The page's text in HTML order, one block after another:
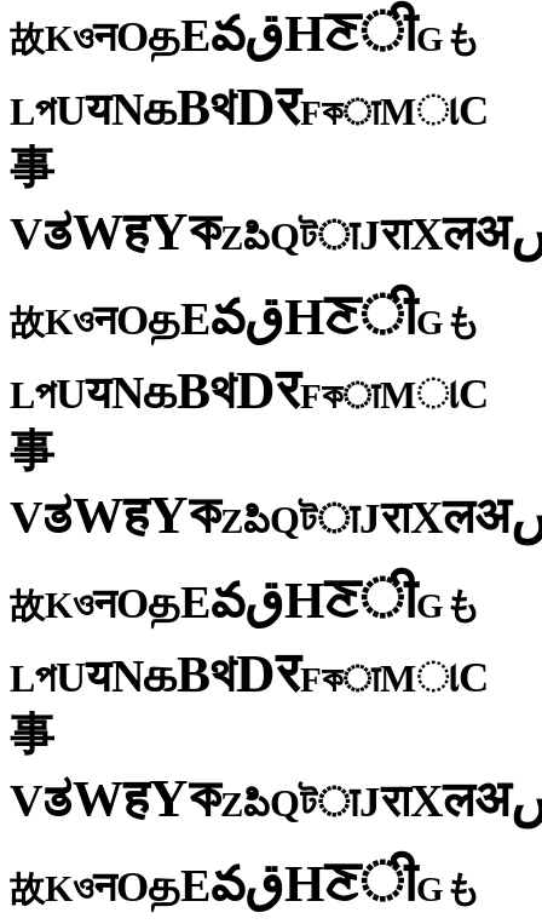
故KওनOதEవقHਣीGも
LপUयNகBথDरFকाMાC
事
VತWहYকZపిQটाJराXलअ
故KওनOதEవقHਣीGも
LপUयNகBথDरFকाMાC
事
VತWहYকZపిQটाJराXलअ
故KওनOதEవقHਣीGも
LপUयNகBথDरFকाMાC
事
VತWहYকZపిQটाJराXलअ
故KওनOதEవقHਣीGも